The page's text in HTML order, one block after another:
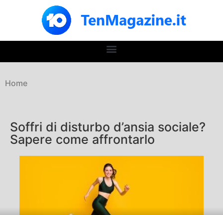
Home
Soffri di disturbo d’ansia sociale?
Sapere come affrontarlo